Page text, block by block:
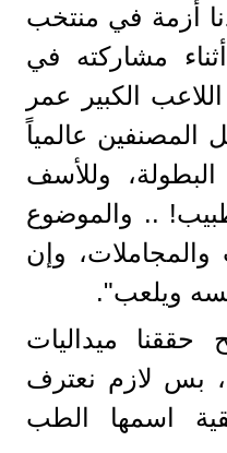
أزمة في منتخب
مشاركته في
الكبير عمر
عالمياً
وللأسف
.. والموضوع
والمجاملات، وإن
ويلعب".
ميداليات
بس لازم نعترف
اسمها الطب